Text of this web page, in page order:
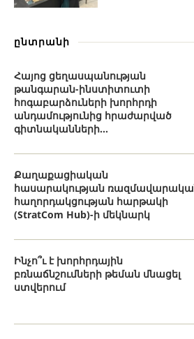
ընտրանի
Հայոց ցեղասպանության
թանգարան-ինստիտուտի
հոգաբարձուների խորհրդի
անդամությունից հրաժարված
գիտնականների...
Քաղաքացիական
հասարակության
հաղորդակցության հարթակի
(StratCom Hub)-ի մեկնարկ
Ինչո՞ւ է խորհրդային
բռնաճնշումների թեման մնացել
ստվերում